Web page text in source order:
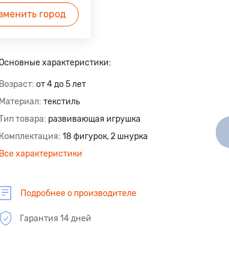
город
характеристики:
Возраст от 4 до 5 лет
Материал текстиль
товара развивающая игрушка
Комплектация 18 фигурок, 2 шнурка
Все характеристики
Подробнее о производителе
Гарантия 14 дней